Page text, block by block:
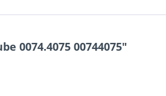
0074.4075 00744075"